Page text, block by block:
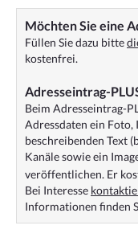
Möchten Sie eine
Füllen Sie dazu bitte
kostenfrei.
Adresseintrag-
Beim Adresseintrag-
Adressdaten ein Foto,
beschreibenden Text
Kanäle sowie ein
veröffentlichen. Er
Bei Interesse
Informationen finden